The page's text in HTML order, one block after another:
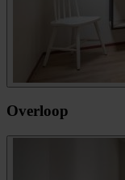
Overloop